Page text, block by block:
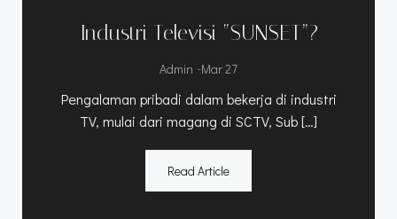
Industri Televisi “SUNSET”?
Admin -Mar 27
Pengalaman pribadi dalam bekerja di industri
TV, mulai dari magang di SCTV, Sub […]
Read Article